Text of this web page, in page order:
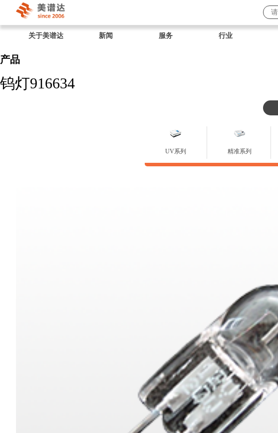
关于美谱达 新闻 服务 行业
产品
钨灯916634
UV系列 精准系列